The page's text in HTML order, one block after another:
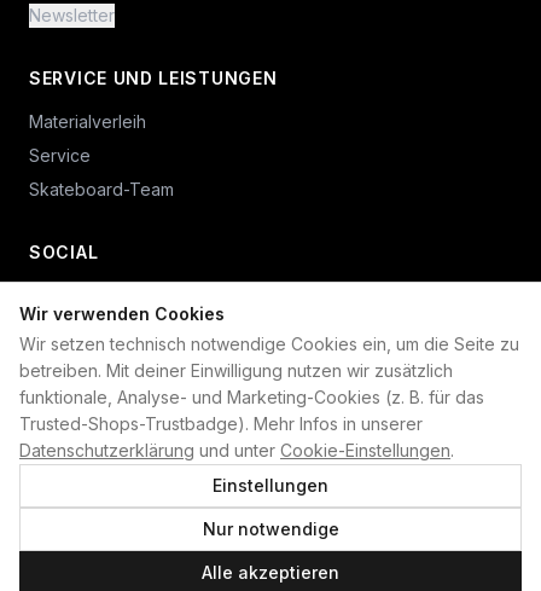
Wir verwenden Cookies
Wir setzen technisch notwendige Cookies ein, um die Seite zu
betreiben. Mit deiner Einwilligung nutzen wir zusätzlich
funktionale, Analyse- und Marketing-Cookies (z. B. für das
Trusted-Shops-Trustbadge). Mehr Infos in unserer
Datenschutzerklärung und unter Cookie-Einstellungen.
Einstellungen
Nur notwendige
Alle akzeptieren
Newsletter
SERVICE UND LEISTUNGEN
Materialverleih
Service
Skateboard-Team
SOCIAL
+49 234 687 00 38
shop@plan-b-funsport.de
Sichere Zahlung mit:
©2026Plan B. Alle Rechte vorbehalten.